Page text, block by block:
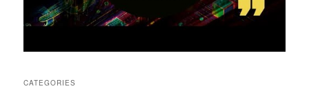
CATEGORIES